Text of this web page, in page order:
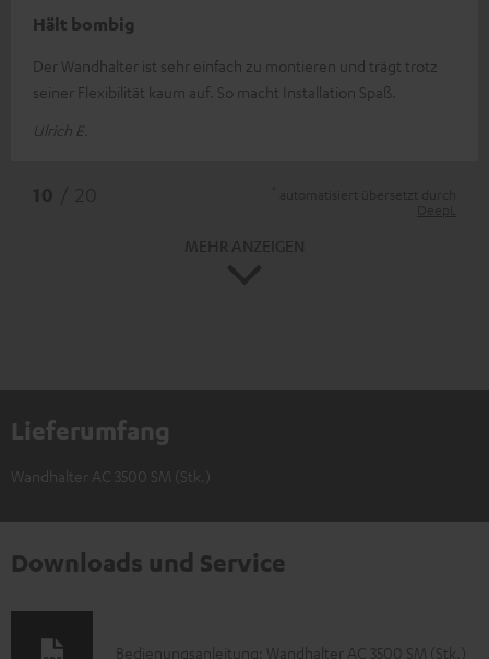
Hält bombig
Der Wandhalter ist sehr einfach zu montieren und trägt trotz
seiner Flexibilität kaum auf. So macht Installation Spaß.
Ulrich E.
Lieferumfang
Wandhalter AC 3500 SM (Stk.)
Downloads und Service
Bedienungsanleitung: Wandhalter AC 3500 SM (Stk.)